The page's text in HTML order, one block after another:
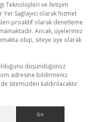
Teknolojileri ve İletişim
Sağlayıcı olarak hizmet
proaktif olarak denetleme
Ancak, üyelerimiz
olup, siteye üye olarak
düşündüğünüz
adresine bildirmeniz
sitemizden kaldırılacaktır.